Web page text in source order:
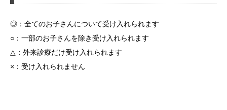
◎：全てのお子さんについて受け入れられます
○：一部のお子さんを除き受け入れられます
△：外来診療だけ受け入れられます
×：受け入れられません